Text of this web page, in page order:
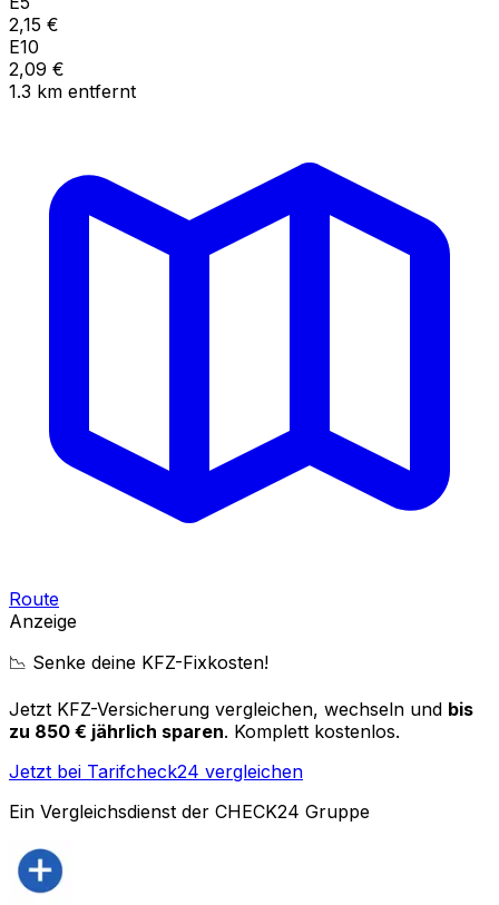
2,15 €
E10
2,09 €
1.3 km entfernt
Route
Anzeige
📉 Senke deine KFZ-Fixkosten!
Jetzt KFZ-Versicherung vergleichen, wechseln und bis
zu 850 € jährlich sparen. Komplett kostenlos.
Jetzt bei Tarifcheck24 vergleichen
Ein Vergleichsdienst der CHECK24 Gruppe